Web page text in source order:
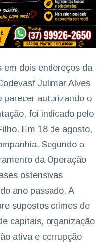
em dois endereços da
Julimar Alves
parecer autorizando o
foi indicado pelo
Em 18 de agosto,
Segundo a
da Operação
ostensivas
ano passado. A
supostos crimes de
capitais, organização
ativa e corrupção